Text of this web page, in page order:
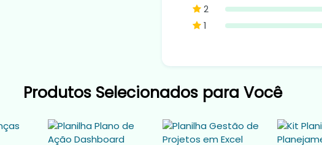
2
1
Produtos Selecionados para Você